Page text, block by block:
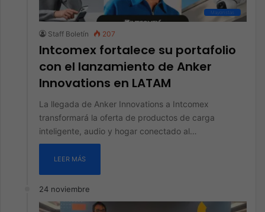
Mayoristas
Staff Boletín 207
Intcomex fortalece su portafolio
con el lanzamiento de Anker
Innovations en LATAM
La llegada de Anker Innovations a Intcomex
transformará la oferta de productos de carga
inteligente, audio y hogar conectado al…
LEER MÁS
24 noviembre